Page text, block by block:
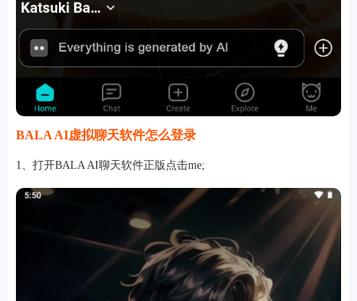
BALA AI虚拟聊天软件怎么登录
1、打开BALA AI聊天软件正版点击me;